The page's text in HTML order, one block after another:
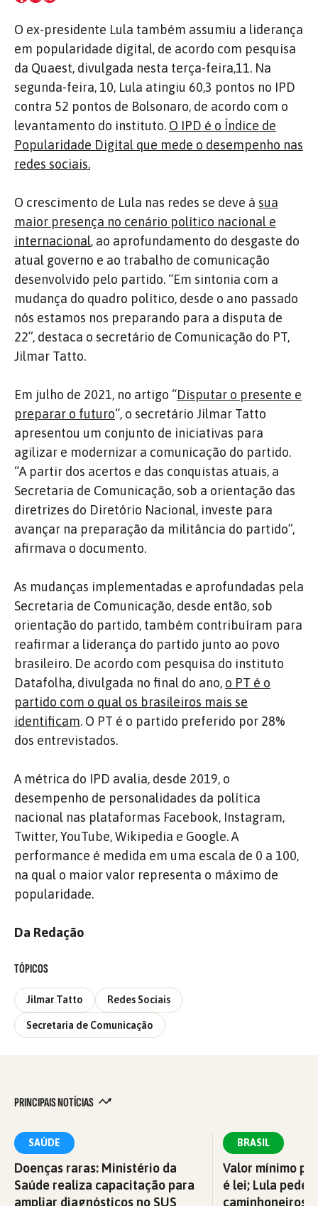
O ex-presidente Lula também assumiu a liderança
em popularidade digital, de acordo com pesquisa
da Quaest, divulgada nesta terça-feira,11. Na
segunda-feira, 10, Lula atingiu 60,3 pontos no IPD
contra 52 pontos de Bolsonaro, de acordo com o
levantamento do instituto. O IPD é o Índice de
Popularidade Digital que mede o desempenho nas
redes sociais.
O crescimento de Lula nas redes se deve à sua
maior presença no cenário político nacional e
internacional, ao aprofundamento do desgaste do
atual governo e ao trabalho de comunicação
desenvolvido pelo partido. “Em sintonia com a
mudança do quadro político, desde o ano passado
nós estamos nos preparando para a disputa de
22”, destaca o secretário de Comunicação do PT,
Jilmar Tatto.
Em julho de 2021, no artigo “Disputar o presente e
preparar o futuro“, o secretário Jilmar Tatto
apresentou um conjunto de iniciativas para
agilizar e modernizar a comunicação do partido.
“A partir dos acertos e das conquistas atuais, a
Secretaria de Comunicação, sob a orientação das
diretrizes do Diretório Nacional, investe para
avançar na preparação da militância do partido”,
afirmava o documento.
As mudanças implementadas e aprofundadas pela
Secretaria de Comunicação, desde então, sob
orientação do partido, também contribuíram para
reafirmar a liderança do partido junto ao povo
brasileiro. De acordo com pesquisa do instituto
Datafolha, divulgada no final do ano, o PT é o
partido com o qual os brasileiros mais se
identificam. O PT é o partido preferido por 28%
dos entrevistados.
A métrica do IPD avalia, desde 2019, o
desempenho de personalidades da política
nacional nas plataformas Facebook, Instagram,
Twitter, YouTube, Wikipedia e Google. A
performance é medida em uma escala de 0 a 100,
na qual o maior valor representa o máximo de
popularidade.
Da Redação
TÓPICOS
Jilmar Tatto Redes Sociais
Secretaria de Comunicação
PRINCIPAIS NOTÍCIAS
SAÚDE
Doenças raras: Ministério da
Saúde realiza capacitação para
ampliar diagnósticos no SUS
BRASIL
Valor mínimo
é lei; Lula pede
caminhoneiros